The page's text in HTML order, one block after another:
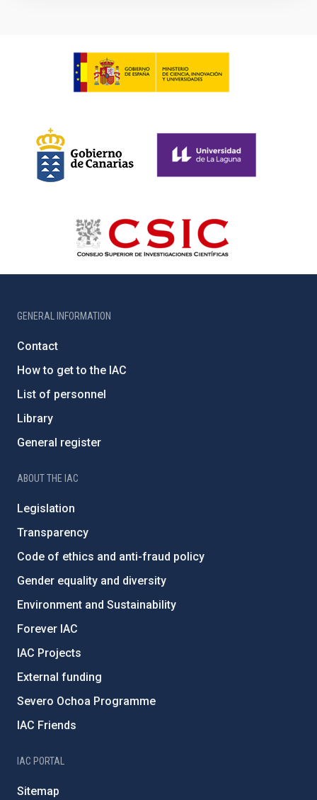
GENERAL INFORMATION
Contact
How to get to the IAC
List of personnel
Library
General register
ABOUT THE IAC
Legislation
Transparency
Code of ethics and anti-fraud policy
Gender equality and diversity
Environment and Sustainability
Forever IAC
IAC Projects
External funding
Severo Ochoa Programme
IAC Friends
IAC PORTAL
Sitemap